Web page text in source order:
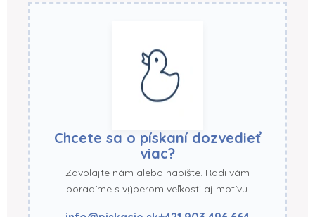
Chcete sa o pískaní dozvedieť
viac?
Zavolajte nám alebo napíšte. Radi vám
poradíme s výberom veľkosti aj motívu.